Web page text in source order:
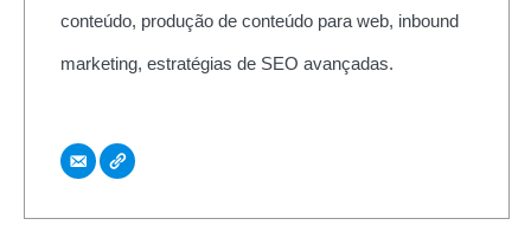
conteúdo, produção de conteúdo para web, inbound
marketing, estratégias de SEO avançadas.